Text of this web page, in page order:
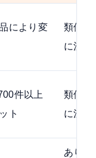
により変
類似品
に注意
件以上
ト
類似品
に注意
あり